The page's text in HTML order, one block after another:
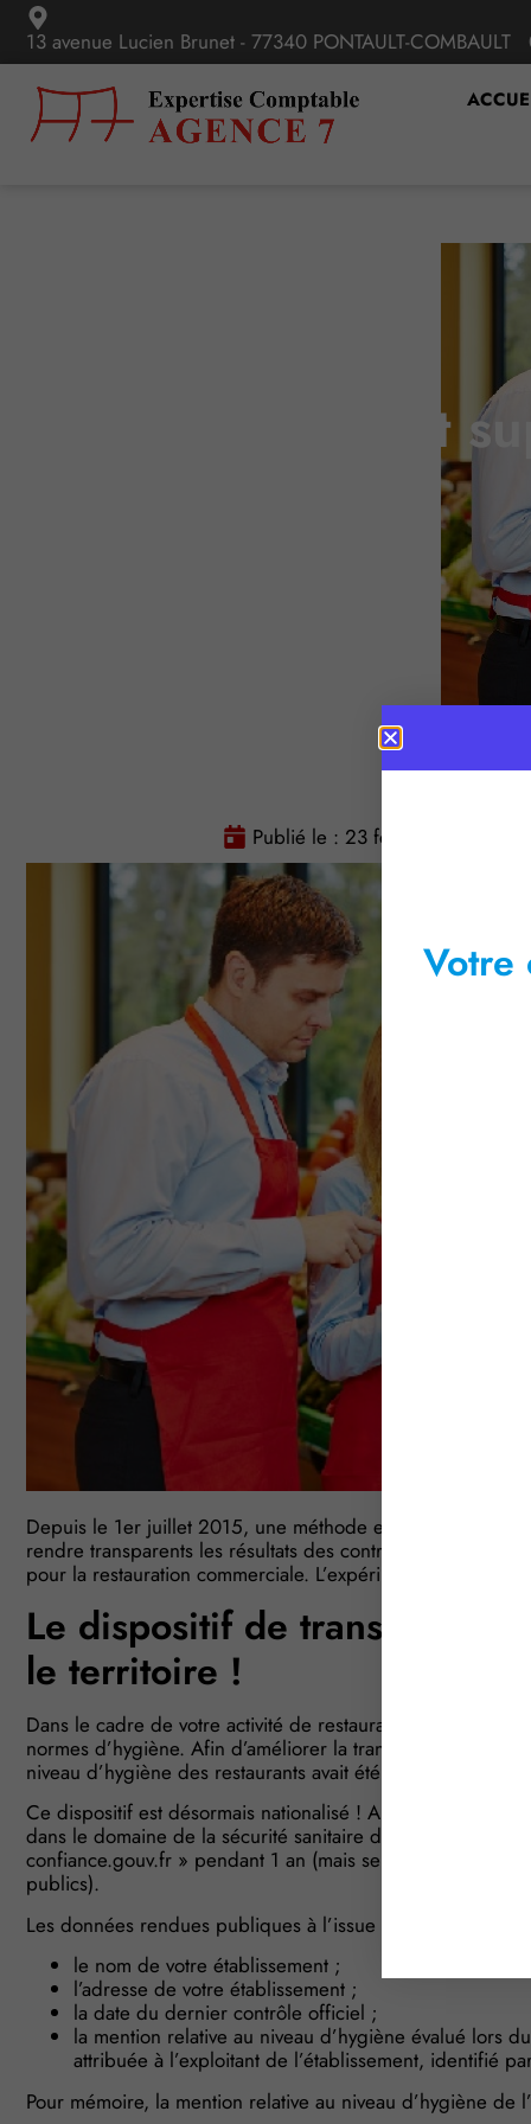
13 avenue Lucien Brunet - 77340 PONTAULT-COMBAULT
Restaurants et
Publié le : 23 février 2017
Depuis le 1er juillet 2015, une méthode expérimentale a
rendre transparents les résultats des contrôles officiels
pour la restauration commerciale. L’expérimentation ayant
Le dispositif de
le territoire !
Dans le cadre de votre activité de restaurateur ou
normes d’hygiène. Afin d’améliorer la transparence vis-à-
niveau d’hygiène des restaurants avait été mis en place
Ce dispositif est désormais nationalisé ! Ainsi, à compter
dans le domaine de la sécurité sanitaire des aliments
confiance.gouv.fr » pendant 1 an (mais seuls les
publics).
Les données rendues publiques à l’issue des contrôles
le nom de votre établissement ;
l’adresse de votre établissement ;
la date du dernier contrôle officiel ;
la mention relative au niveau d’hygiène évalué lors
attribuée à l’exploitant de l’établissement, identifié
Pour mémoire, la mention relative au niveau d’hygiène de
Votre